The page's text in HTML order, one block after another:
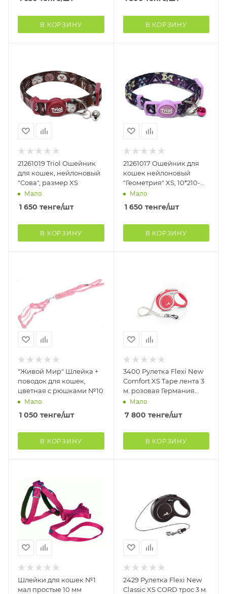
В КОРЗИНУ В КОРЗИНУ
21261019 Triol Ошейник
для кошек, нейлоновый
"Сова", размер XS
Мало
1 650 тенге/шт
В КОРЗИНУ
21261017 Ошейник для
кошек нейлоновый
"Геометрия" XS, 10*210-
330мм, Triol
Мало
1 650 тенге/шт
В КОРЗИНУ
"Живой Мир" Шлейка +
поводок для кошек,
цветная с рюшками №10
Мало
1 050 тенге/шт
В КОРЗИНУ
3400 Рулетка Flexi New
Comfort XS Tape лента 3
м. розовая Германия
(Для собак, кошек и
Мало
7 800 тенге/шт
В КОРЗИНУ
Шлейки для кошек №1
мал простые 10 мм
2429 Рулетка Flexi New
Classic XS CORD трос 3 м.